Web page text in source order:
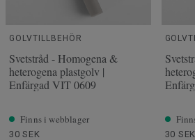
GOLVTILLBEHÖR
Svetstråd - Homogena &
heterogena plastgolv |
Enfärgad VIT 0609
Finns i webblager
30 SEK 30 SEK